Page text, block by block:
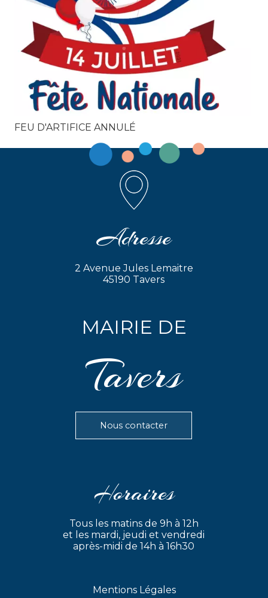
FEU D'ARTIFICE ANNULÉ
Adresse
2 Avenue Jules Lemaitre
45190 Tavers
MAIRIE DE
Tavers
Nous contacter
Horaires
Tous les matins de 9h à 12h
et les mardi, jeudi et vendredi
après-midi de 14h à 16h30
Mentions Légales